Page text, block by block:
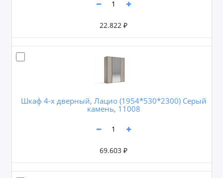
22.822 ₽
Шкаф 4-х дверный, Лацио (1954*530*2300) Серый
камень, 11008
69.603 ₽